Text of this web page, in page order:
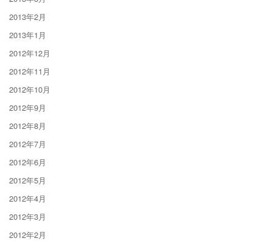
2013年2月
2013年1月
2012年12月
2012年11月
2012年10月
2012年9月
2012年8月
2012年7月
2012年6月
2012年5月
2012年4月
2012年3月
2012年2月